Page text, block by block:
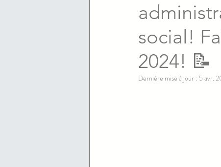
social!
2024! 📝
Dernière mise à jour : 5 avr.